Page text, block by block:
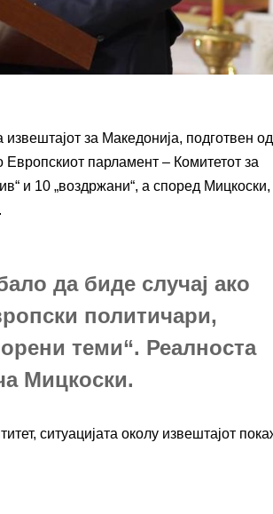
за Македонија, подготвен од
парламент – Комитетот за
и 10 „воздржани“, а според Мицкоски,
да биде случај ако
политичари,
теми“. Реалноста
Мицкоски.
ситуацијата околу извештајот